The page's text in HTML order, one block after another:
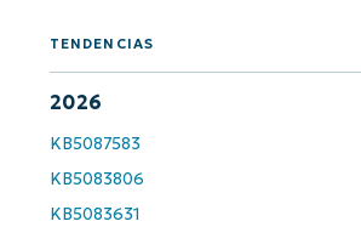
TENDENCIAS
2026
KB5087583
KB5083806
KB5083631